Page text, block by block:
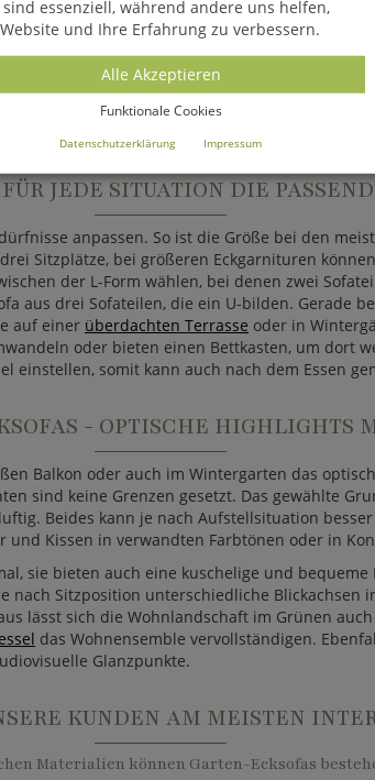
oder Ihren Balkon. Hier lässt sich nach
ist die gemütliche Sofaecke schnell belegt.
Sitzgelegenheit und überzeugen durch ein
in einer großen Auswahl an Materialien
gestaltet sein kann. Wichtig sind darüber
zu machen.
JEDE SITUATION DIE
anpassen. So ist die Größe bei den
Sitzplätze, bei größeren Eckgarnituren
der L-Form wählen, bei denen zwei
aus drei Sofateilen, die ein U-bilden. Gerade
auf einer überdachten Terrasse oder in
oder bieten einen Bettkasten, um dort
somit kann auch nach dem Essen
- OPTISCHE HIGHLIGHTS
Balkon oder auch im Wintergarten das
sind keine Grenzen gesetzt. Das gewählte
Beides kann je nach Aufstellsituation
Kissen in verwandten Farbtönen oder in
sie bieten auch eine kuschelige und
Sitzposition unterschiedliche
lässt sich die Wohnlandschaft im Grünen
das Wohnensemble vervollständigen.
Glanzpunkte.
KUNDEN AM MEISTEN
Materialien können Garten-Ecksofas
essenziell, während andere uns helfen,
und Ihre Erfahrung zu verbessern.
Alle Akzeptieren
Funktionale Cookies
Datenschutzerklärung Impressum